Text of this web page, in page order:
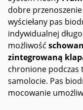
dobre
wyściełany pas
indywidualnej
możliwość
zintegrowaną
chronione podczas
samolocie. Pas
mocowanie